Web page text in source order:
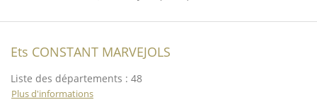
Ets CONSTANT MARVEJOLS
Liste des départements : 48
Plus d'informations